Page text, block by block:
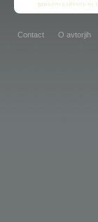
Contact O avtorjih